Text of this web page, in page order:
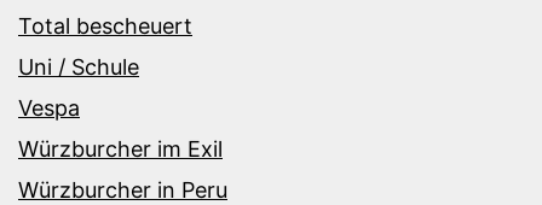
Total bescheuert
Uni / Schule
Vespa
Würzburcher im Exil
Würzburcher in Peru